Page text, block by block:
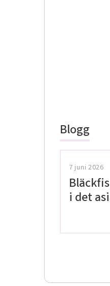
Blogg
7 juni 2026
i det